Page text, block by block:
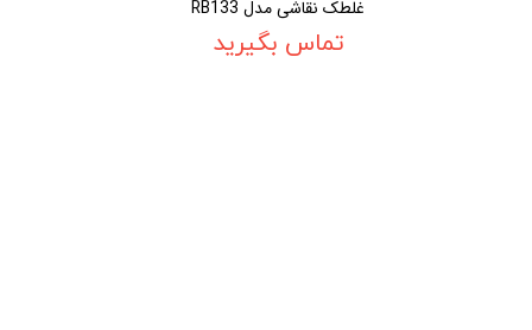
غلطک نقاشی مدل RB133
تماس بگیرید